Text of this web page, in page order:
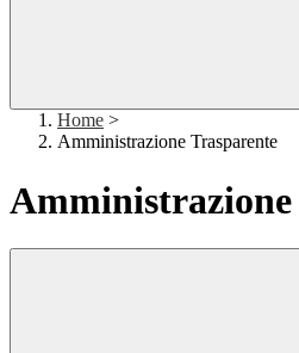
Home >
Amministrazione Trasparente
Amministrazione